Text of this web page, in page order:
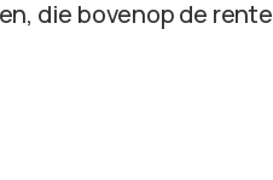
die bovenop de rente